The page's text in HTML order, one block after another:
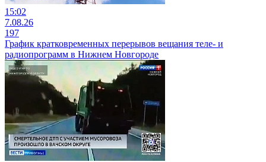
15:02
7.08.26
197
График кратковременных перерывов вещания теле- и
радиопрограмм в Нижнем Новгороде